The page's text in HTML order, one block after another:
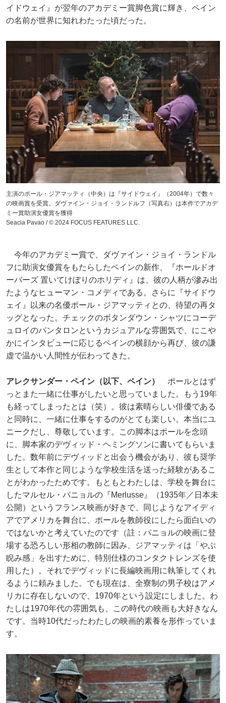
イドウェイ』が翌年のアカデミー賞脚色賞に輝き、ペイン
の名前が世界に知れわたった頃だった。
主演のポール・ジアマッティ（中央）は『サイドウェイ』（2004年）で数々
の映画賞を受賞。ダヴァイン・ジョイ・ランドルフ（写真右）は本作でアカデ
ミー賞助演女優賞を獲得
Seacia Pavao / © 2024 FOCUS FEATURES LLC.
今年のアカデミー賞で、ダヴァイン・ジョイ・ランドル
フに助演女優賞をもたらしたペインの新作、『ホールドオ
ーバーズ 置いてけぼりのホリディ』は、彼の人柄が滲み出
たようなヒューマン・コメディである。さらに『サイドウ
ェイ』以来の名優ポール・ジアマッティとの、待望の再タ
ッグとなった。チェックのボタンダウン・シャツにコーデ
ュロイのパンタロンというカジュアルな雰囲気で、にこや
かにインタビューに応じるペインの横顔から再び、彼の謙
虚で温かい人間性が伝わってきた。
アレクサンダー・ペイン（以下、ペイン）
ポールとはず
っとまた一緒に仕事がしたいと思っていました。もう19年
も経ってしまったとは（笑）。彼は素晴らしい俳優である
と同時に、一緒に仕事をするのがとても楽しい。本当にユ
ニークだし、尊敬しています。この脚本はポールを念頭
に、脚本家のデヴィッド・ヘミングソンに書いてもらいま
した。数年前にデヴィッドと出会う機会があり、彼も奨学
生として本作と同じような学校生活を送った経験があるこ
とがわかったためです。もともとわたしは、学校を舞台に
したマルセル・パニョルの『Merlusse』（1935年／日本未
公開）というフランス映画が好きで、同じようなアイディ
アでアメリカを舞台に、ポールを教師役にしたら面白いの
ではないかと考えていたのです（註：パニョルの映画に登
場する恐ろしい形相の教師に因み、ジアマッティは「やぶ
睨み感」を出すために、特別仕様のコンタクトレンズを使
用した）。それでデヴィッドに長編映画用に執筆してくれ
るように頼みました。でも現在は、全寮制の男子校はアメ
リカに存在しないので、1970年という設定にしました。わ
たしは1970年代の雰囲気も、この時代の映画も大好きなん
です。当時10代だったわたしの映画的素養を形作っていま
す。